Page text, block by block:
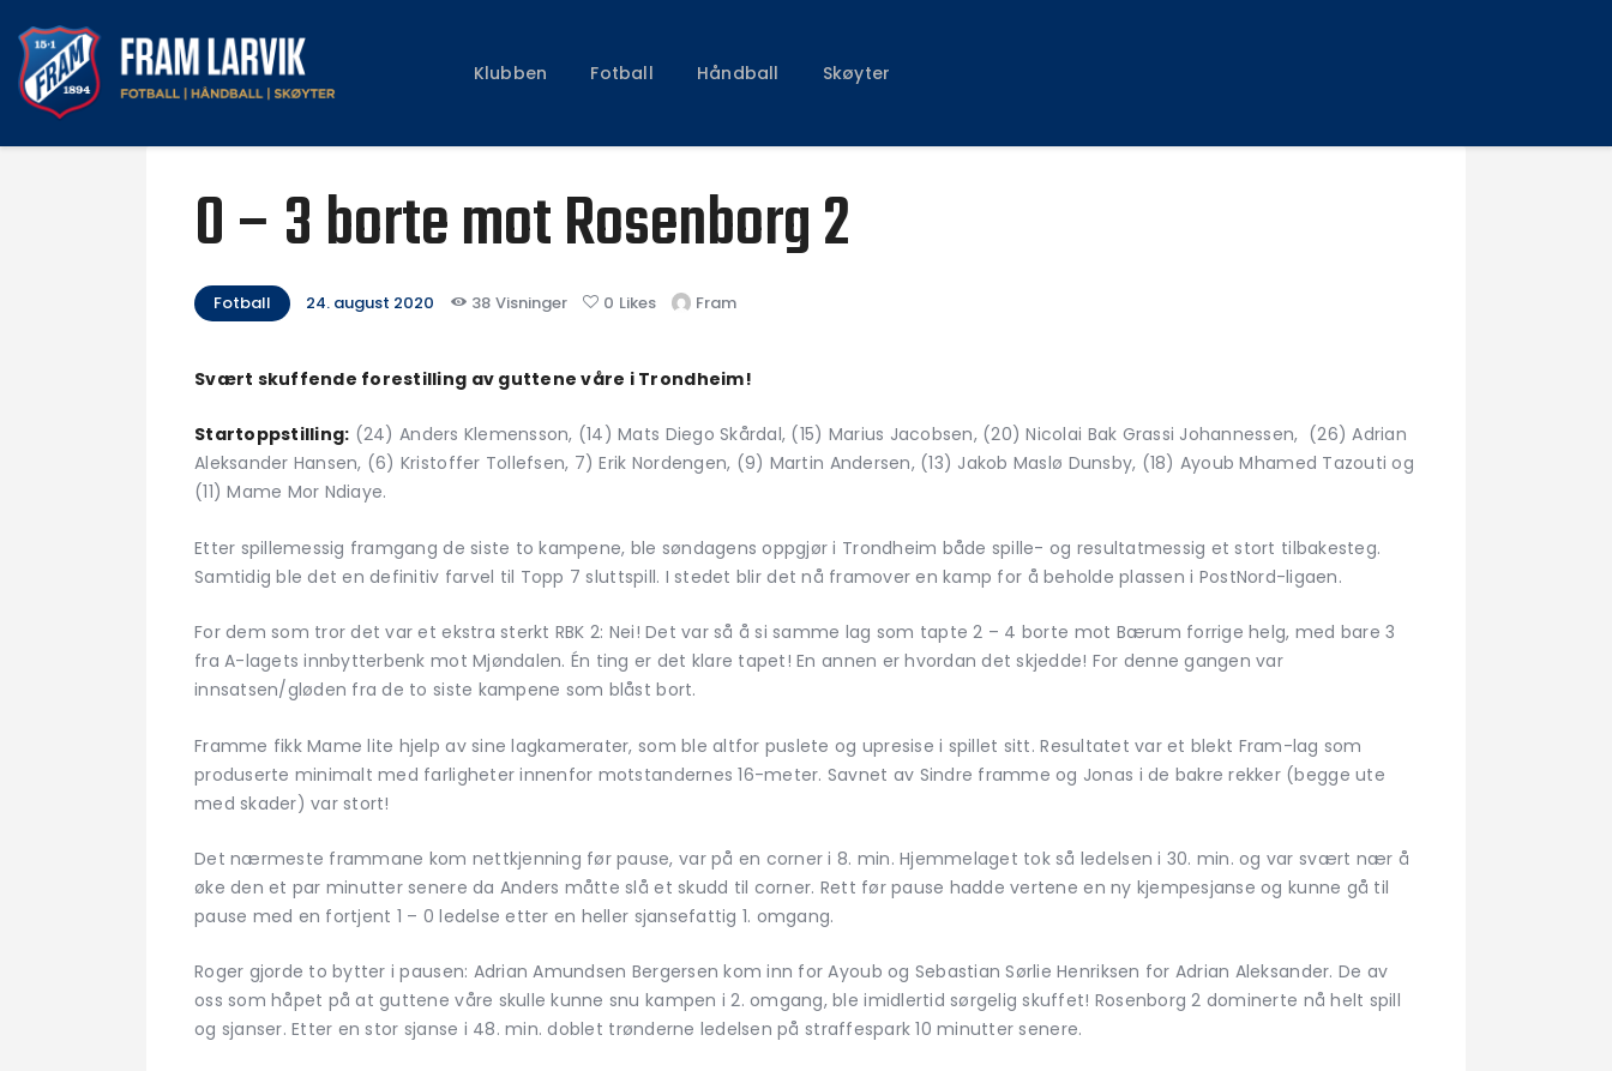
Klubben Fotball Håndball Skøyter
Fotball
Skøyter
0 – 3 borte mot Rosenborg 2
Fotball 24. august 2020 38 Visninger 0 Likes Fram
Svært skuffende forestilling av guttene våre i Trondheim!
Startoppstilling: (24) Anders Klemensson, (14) Mats Diego Skårdal, (15) Marius Jacobsen, (20) Nicolai Bak Grassi Johannessen, (26) Adrian
Aleksander Hansen, (6) Kristoffer Tollefsen, 7) Erik Nordengen, (9) Martin Andersen, (13) Jakob Maslø Dunsby, (18) Ayoub Mhamed Tazouti og
(11) Mame Mor Ndiaye.
Etter spillemessig framgang de siste to kampene, ble søndagens oppgjør i Trondheim både spille- og resultatmessig et stort tilbakesteg.
Samtidig ble det en definitiv farvel til Topp 7 sluttspill. I stedet blir det nå framover en kamp for å beholde plassen i PostNord-ligaen.
For dem som tror det var et ekstra sterkt RBK 2: Nei! Det var så å si samme lag som tapte 2 – 4 borte mot Bærum forrige helg, med bare 3
fra A-lagets innbytterbenk mot Mjøndalen. Én ting er det klare tapet! En annen er hvordan det skjedde! For denne gangen var
innsatsen/gløden fra de to siste kampene som blåst bort.
Framme fikk Mame lite hjelp av sine lagkamerater, som ble altfor puslete og upresise i spillet sitt. Resultatet var et blekt Fram-lag som
produserte minimalt med farligheter innenfor motstandernes 16-meter. Savnet av Sindre framme og Jonas i de bakre rekker (begge ute
med skader) var stort!
Det nærmeste frammane kom nettkjenning før pause, var på en corner i 8. min. Hjemmelaget tok så ledelsen i 30. min. og var svært nær å
øke den et par minutter senere da Anders måtte slå et skudd til corner. Rett før pause hadde vertene en ny kjempesjanse og kunne gå til
pause med en fortjent 1 – 0 ledelse etter en heller sjansefattig 1. omgang.
Roger gjorde to bytter i pausen: Adrian Amundsen Bergersen kom inn for Ayoub og Sebastian Sørlie Henriksen for Adrian Aleksander. De av
oss som håpet på at guttene våre skulle kunne snu kampen i 2. omgang, ble imidlertid sørgelig skuffet! Rosenborg 2 dominerte nå helt spill
og sjanser. Etter en stor sjanse i 48. min. doblet trønderne ledelsen på straffespark 10 minutter senere.